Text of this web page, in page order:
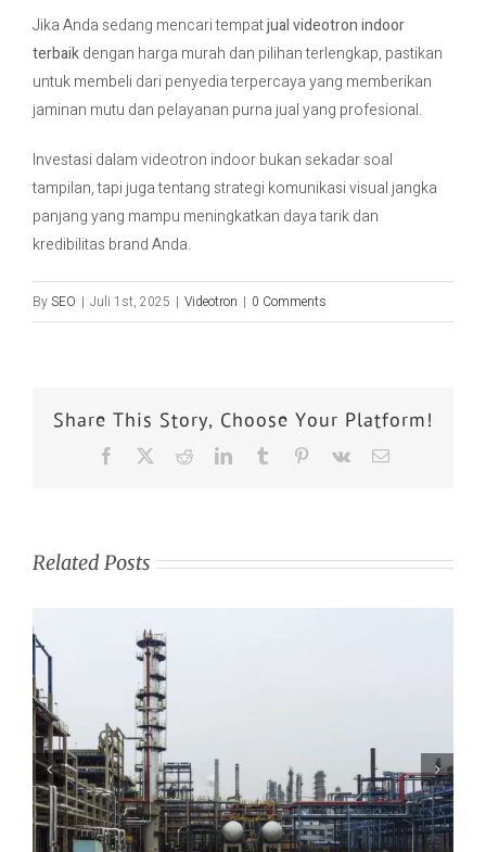
Jika Anda sedang mencari tempatjual videotron indoor
terbaikdengan harga murah dan pilihan terlengkap, pastikan
untuk membeli dari penyedia terpercaya yang memberikan
jaminan mutu dan pelayanan purna jual yang profesional.
Investasi dalam videotron indoor bukan sekadar soal
tampilan, tapi juga tentang strategi komunikasi visual jangka
panjang yang mampu meningkatkan daya tarik dan
kredibilitas brand Anda.
BySEO | Juli 1st, 2025 | Videotron | 0 Comments
Share This Story, Choose Your Platform!
Related Posts